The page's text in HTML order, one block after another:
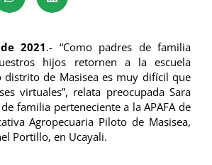
2021.- “Como padres de familia
hijos retornen a la escuela
distrito de Masisea es muy difícil que
virtuales”, relata preocupada Sara
familia perteneciente a la APAFA de
Agropecuaria Piloto de Masisea,
Portillo, en Ucayali.